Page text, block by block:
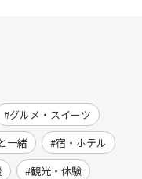
グルメ・スイーツ
一緒
宿・ホテル
観光・体験